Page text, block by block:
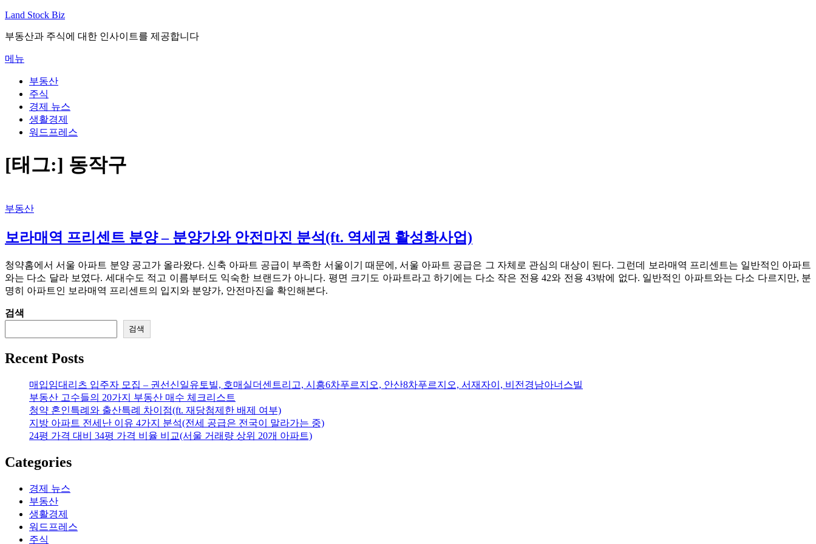
내
으
로
바
Land Stock Biz
부동산과 주식에 대한 인사이트를 제공합니다
메뉴
부동산
주식
경제 뉴스
생활경제
워드프레스
[태그:] 동작구
부동산
보라매역 프리센트 분양 – 분양가와 안전마진 분석(ft. 역세권 활성화사업)
청약홈에서 서울 아파트 분양 공고가 올라왔다. 신축 아파트 공급이 부족한 서울이기 때문에, 서울 아파트 공급은 그 자체로 관심의 대상이 된다. 그런데 보라매역 프리센트는 일반적인 아파트
와는 다소 달라 보였다. 세대수도 적고 이름부터도 익숙한 브랜드가 아니다. 평면 크기도 아파트라고 하기에는 다소 작은 전용 42와 전용 43밖에 없다. 일반적인 아파트와는 다소 다르지만, 분
명히 아파트인 보라매역 프리센트의 입지와 분양가, 안전마진을 확인해본다.
검색
검색
Recent Posts
매입임대리츠 입주자 모집 – 권선신일유토빌, 호매실더센트리고, 시흥6차푸르지오, 안산8차푸르지오, 서재자이, 비전경남아너스빌
부동산 고수들의 20가지 부동산 매수 체크리스트
청약 혼인특례와 출산특례 차이점(ft. 재당첨제한 배제 여부)
지방 아파트 전세난 이유 4가지 분석(전세 공급은 전국이 말라가는 중)
24평 가격 대비 34평 가격 비율 비교(서울 거래량 상위 20개 아파트)
Categories
경제 뉴스
부동산
생활경제
워드프레스
주식